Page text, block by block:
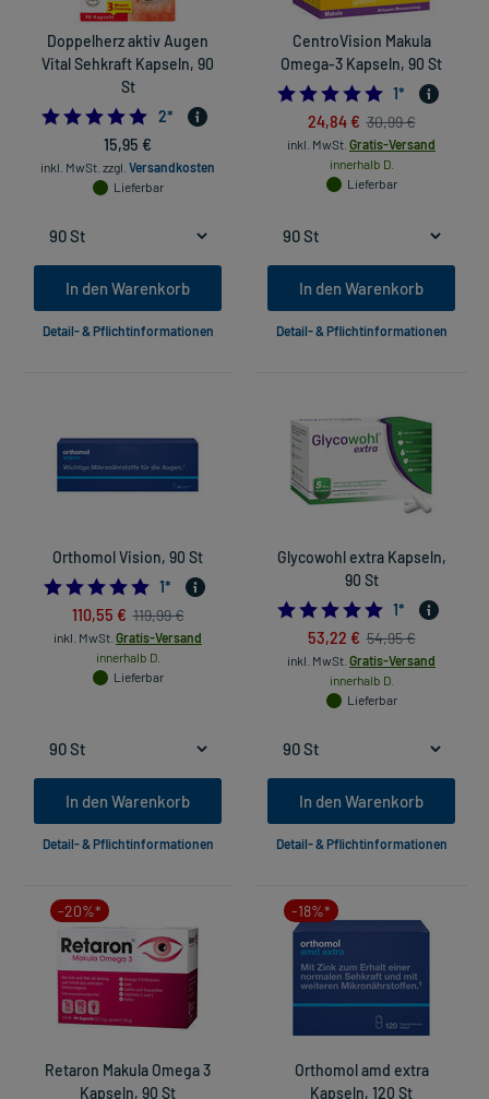
Doppelherz aktiv Augen
Vital Sehkraft Kapseln, 90
St
5.0
2*
15,95 €
inkl. MwSt. zzgl. Versandkosten
Lieferbar
In den Warenkorb
Detail- & Pflichtinformationen
CentroVision Makula
Omega-3 Kapseln, 90 St
5.0
1*
24,84 € 30,99 €
inkl. MwSt. Gratis-Versand
innerhalb D.
Lieferbar
In den Warenkorb
Detail- & Pflichtinformationen
Orthomol Vision, 90 St
5.0
1*
110,55 € 119,99 €
inkl. MwSt. Gratis-Versand
innerhalb D.
Lieferbar
In den Warenkorb
Detail- & Pflichtinformationen
Glycowohl extra Kapseln,
90 St
5.0
1*
53,22 € 54,95 €
inkl. MwSt. Gratis-Versand
innerhalb D.
Lieferbar
In den Warenkorb
Detail- & Pflichtinformationen
-20%*
Retaron Makula Omega 3
Kapseln, 90 St
-18%*
Orthomol amd extra
Kapseln, 120 St